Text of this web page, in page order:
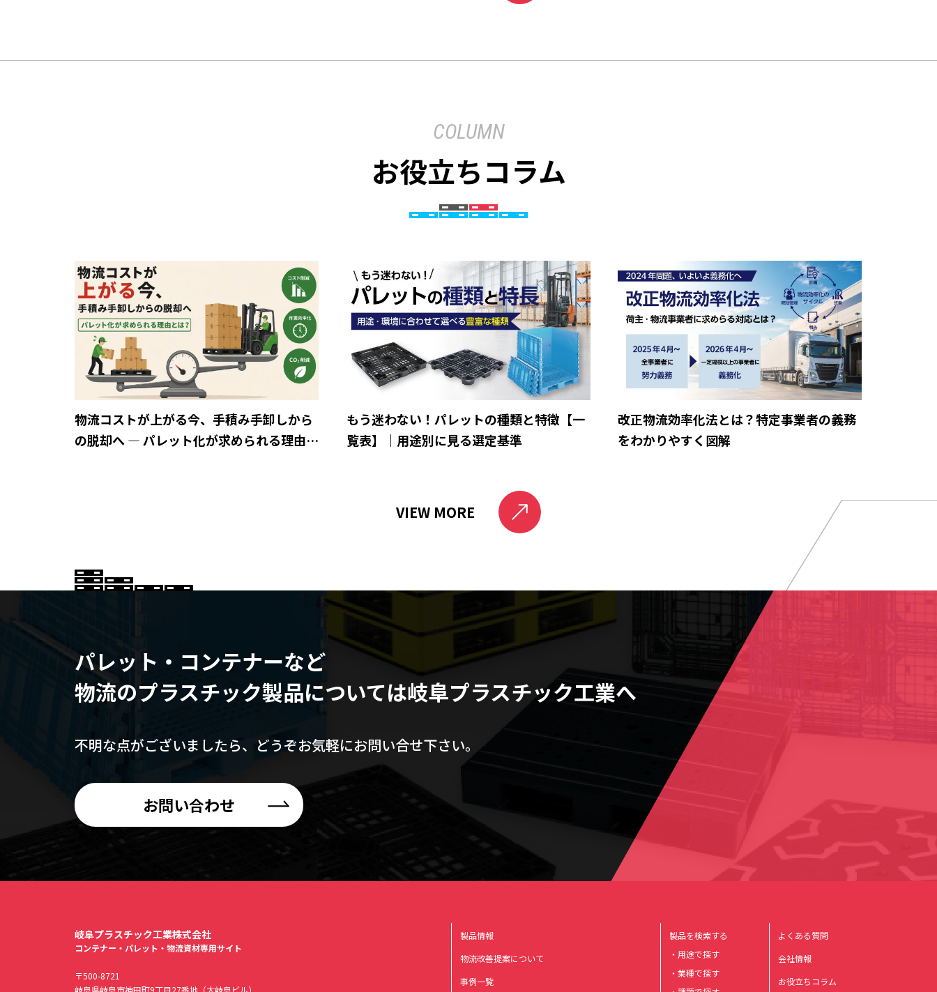
COLUMN
お役立ちコラム
物流コストが上がる今、手積み手卸しから
の脱却へ ― パレット化が求められる理由と
もう迷わない！パレットの種類と特徴【一
覧表】｜用途別に見る選定基準
改正物流効率化法とは？特定事業者の義務
をわかりやすく図解
VIEW MORE
パレット・コンテナーなど
物流のプラスチック製品については岐阜プラスチック工業へ
不明な点がございましたら、 どうぞお気軽にお問い合せ下さい。
お問い合わせ
製品情報
物流改善提案について
事例一覧
製品を検索する
・用途で探す
・業種で探す
よくある質問
会社情報
お役立ちコラム
岐阜プラスチック工業株式会社
コンテナー・パレット・物流資材専用サイト
〒500-8721
岐阜県岐阜市神田町9丁目27番地（大岐阜ビル）